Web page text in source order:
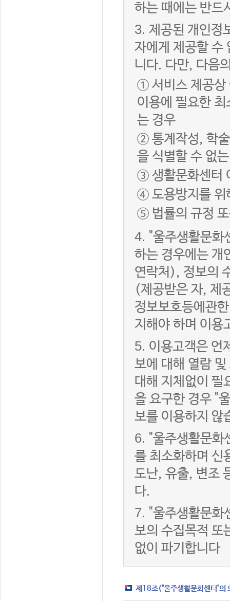
하는 때에는 반드
3. 제공된 개인정
자에게 제공할 수
니다. 다만, 다음
① 서비스 제공상
이용에 필요한
는 경우
② 통계작성, 학
을 식별할 수 없
③ 생활문화센터
④ 도용방지를 위
⑤ 법률의 규정 또
4. "울주생활문화
하는 경우에는 개
연락처), 정보의
(제공받은 자, 제
정보보호등에관
지해야 하며 이용
5. 이용고객은 언
보에 대해 열람
대해 지체없이 필
을 요구한 경우 "
보를 이용하지 않
6. "울주생활문화
를 최소화하며 신
도난, 유출, 변조
다.
7. "울주생활문화
보의 수집목적 또
없이 파기합니다
제18조("울주생활문화센터"의